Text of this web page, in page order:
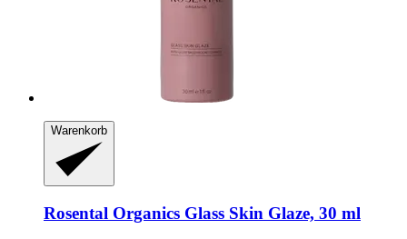
Warenkorb
Rosental Organics Glass Skin Glaze, 30 ml